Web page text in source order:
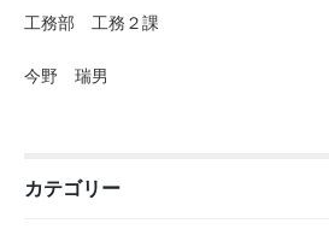
工務部 工務２課
今野 瑞男
カテゴリー